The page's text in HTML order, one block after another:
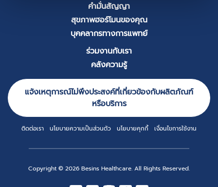
คำมั่นสัญญา
สุขภาพฮอร์โมนของคุณ
บุคคลากรทางการแพทย์
ร่วมงานกับเรา
คลังความรู้
แจ้งเหตุการณ์ไม่พึงประสงค์ที่เกี่ยวข้องกับผลิตภัณฑ์
หรือบริการ
ติดต่อเรา นโยบายความเป็นส่วนตัว นโยบายคุกกี้ เงื่อนไขการใช้งาน
Copyright © 2026 Besins Healthcare. All Rights Reserved.